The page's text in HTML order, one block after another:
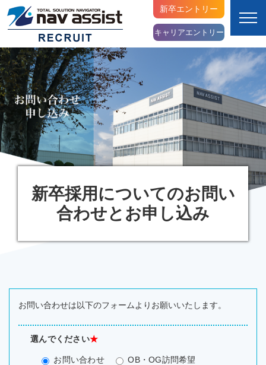
新卒エントリー
キャリアエントリー
新卒採用についてのお問い
合わせとお申し込み
お問い合わせは以下のフォームよりお願いいたします。
選んでください★
お問い合わせ
OB・OG訪問希望